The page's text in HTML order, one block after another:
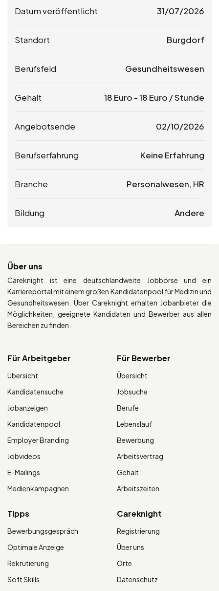
Datum veröffentlicht 31/07/2026
Standort Burgdorf
Berufsfeld Gesundheitswesen
Gehalt 18 Euro -18 Euro / Stunde
Angebotsende 02/10/2026
Berufserfahrung Keine Erfahrung
Branche Personalwesen, HR
Bildung Andere
Über uns
Careknight ist eine deutschlandweite Jobbörse und ein
Karriereportal mit einem großen Kandidatenpool für Medizin und
Gesundheitswesen. Über Careknight erhalten Jobanbieter die
Möglichkeiten, geeignete Kandidaten und Bewerber aus allen
Bereichen zu finden.
Für Arbeitgeber
Übersicht
Kandidatensuche
Jobanzeigen
Kandidatenpool
Employer Branding
Jobvideos
E-Mailings
Medienkampagnen
Für Bewerber
Übersicht
Jobsuche
Berufe
Lebenslauf
Bewerbung
Arbeitsvertrag
Gehalt
Arbeitszeiten
Tipps
Bewerbungsgespräch
Optimale Anzeige
Rekrutierung
Soft Skills
Careknight
Registrierung
Über uns
Orte
Datenschutz